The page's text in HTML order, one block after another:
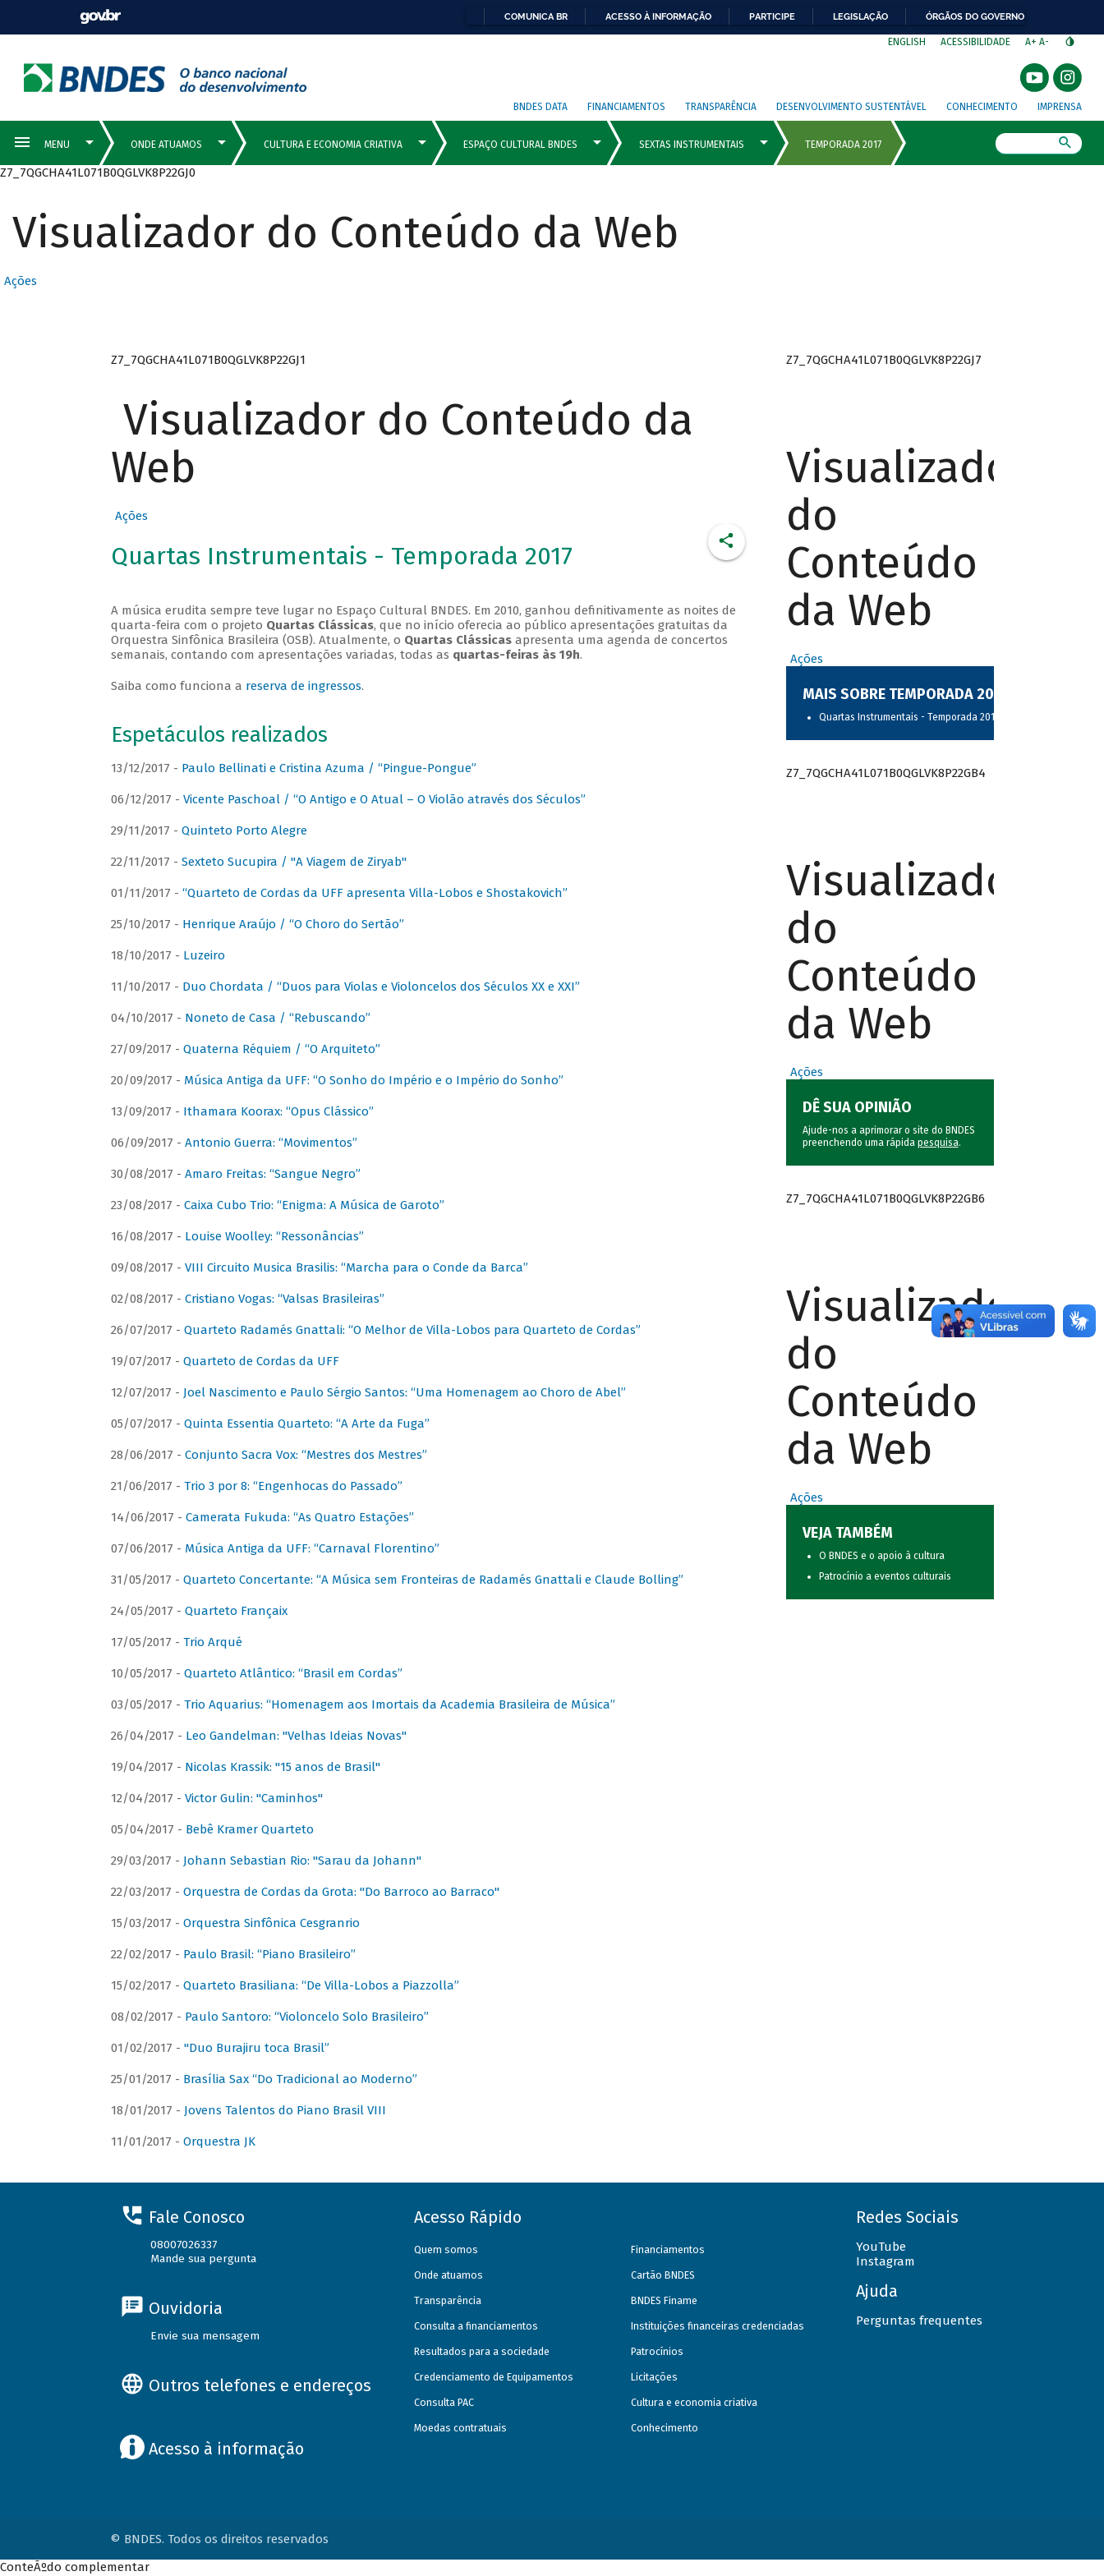
COMUNICA BR ACESSO À INFORMAÇÃO PARTICIPE LEGISLAÇÃO ÓRGÃOS DO GOVERNO
ENGLISH ACESSIBILIDADE A+ A-
BNDES DATA FINANCIAMENTOS TRANSPARÊNCIA DESENVOLVIMENTO SUSTENTÁVEL CONHECIMENTO IMPRENSA
Z7_7QGCHA41L071B0QGLVK8P22GJ0
Visualizador do Conteúdo da Web
Ações
Z7_7QGCHA41L071B0QGLVK8P22GJ1
Visualizador do Conteúdo da
Web
Ações
Quartas Instrumentais - Temporada 2017
A música erudita sempre teve lugar no Espaço Cultural BNDES. Em 2010, ganhou definitivamente as noites de
quarta-feira com o projeto Quartas Clássicas, que no início oferecia ao público apresentações gratuitas da
Orquestra Sinfônica Brasileira (OSB). Atualmente, o Quartas Clássicasapresenta uma agenda de concertos
semanais, contando com apresentações variadas, todas as quartas-feiras às 19h.
Saiba como funciona a reserva de ingressos.
Espetáculos realizados
13/12/2017 - Paulo Bellinati e Cristina Azuma / “Pingue-Pongue”
06/12/2017 - Vicente Paschoal / “O Antigo e O Atual – O Violão através dos Séculos”
29/11/2017 - Quinteto Porto Alegre
22/11/2017 - Sexteto Sucupira / "A Viagem de Ziryab"
01/11/2017 - “Quarteto de Cordas da UFF apresenta Villa-Lobos e Shostakovich”
25/10/2017 - Henrique Araújo / “O Choro do Sertão”
18/10/2017 - Luzeiro
11/10/2017 - Duo Chordata / “Duos para Violas e Violoncelos dos Séculos XX e XXI”
04/10/2017 - Noneto de Casa / “Rebuscando”
27/09/2017 - Quaterna Réquiem / “O Arquiteto”
20/09/2017 - Música Antiga da UFF: “O Sonho do Império e o Império do Sonho”
13/09/2017 - Ithamara Koorax: “Opus Clássico”
06/09/2017 - Antonio Guerra: “Movimentos”
30/08/2017 - Amaro Freitas: “Sangue Negro”
23/08/2017 - Caixa Cubo Trio: “Enigma: A Música de Garoto”
16/08/2017 - Louise Woolley: “Ressonâncias”
09/08/2017 - VIII Circuito Musica Brasilis: “Marcha para o Conde da Barca”
02/08/2017 - Cristiano Vogas: “Valsas Brasileiras”
26/07/2017 - Quarteto Radamés Gnattali: “O Melhor de Villa-Lobos para Quarteto de Cordas”
19/07/2017 - Quarteto de Cordas da UFF
12/07/2017 - Joel Nascimento e Paulo Sérgio Santos: “Uma Homenagem ao Choro de Abel”
05/07/2017 - Quinta Essentia Quarteto: “A Arte da Fuga”
28/06/2017 - Conjunto Sacra Vox: “Mestres dos Mestres”
21/06/2017 - Trio 3 por 8: “Engenhocas do Passado”
14/06/2017 - Camerata Fukuda: “As Quatro Estações”
07/06/2017 - Música Antiga da UFF: “Carnaval Florentino”
31/05/2017 - Quarteto Concertante: “A Música sem Fronteiras de Radamés Gnattali e Claude Bolling”
24/05/2017 - Quarteto Françaix
17/05/2017 - Trio Arqué
10/05/2017 - Quarteto Atlântico: “Brasil em Cordas”
03/05/2017 - Trio Aquarius: “Homenagem aos Imortais da Academia Brasileira de Música”
26/04/2017 - Leo Gandelman: "Velhas Ideias Novas"
19/04/2017 - Nicolas Krassik: "15 anos de Brasil"
12/04/2017 - Victor Gulin: "Caminhos"
05/04/2017 - Bebê Kramer Quarteto
29/03/2017 - Johann Sebastian Rio: "Sarau da Johann"
22/03/2017 - Orquestra de Cordas da Grota: "Do Barroco ao Barraco"
15/03/2017 - Orquestra Sinfônica Cesgranrio
22/02/2017 - Paulo Brasil: “Piano Brasileiro”
15/02/2017 - Quarteto Brasiliana: “De Villa-Lobos a Piazzolla”
08/02/2017 - Paulo Santoro: “Violoncelo Solo Brasileiro”
01/02/2017 - "Duo Burajiru toca Brasil”
25/01/2017 - Brasília Sax “Do Tradicional ao Moderno”
18/01/2017 - Jovens Talentos do Piano Brasil VIII
11/01/2017 - Orquestra JK
Z7_7QGCHA41L071B0QGLVK8P22GJ7
Visualizador
do
Conteúdo
da Web
Ações
MAIS SOBRE TEMPORADA 2017
Quartas Instrumentais - Temporada 2017
Z7_7QGCHA41L071B0QGLVK8P22GB4
Visualizador
do
Conteúdo
da Web
Ações
DÊ SUA OPINIÃO
Ajude-nos a aprimorar o site do BNDES
preenchendo uma rápida pesquisa.
Z7_7QGCHA41L071B0QGLVK8P22GB6
Visualizador
do
Conteúdo
da Web
Ações
VEJA TAMBÉM
O BNDES e o apoio à cultura
Patrocínio a eventos culturais
Fale Conosco
08007026337
Mande sua pergunta
Ouvidoria
Envie sua mensagem
Outros telefones e endereços
Acesso à informação
Acesso Rápido
Quem somos
Onde atuamos
Transparência
Consulta a financiamentos
Resultados para a sociedade
Credenciamento de Equipamentos
Consulta PAC
Moedas contratuais
Financiamentos
Cartão BNDES
BNDES Finame
Instituições financeiras credenciadas
Patrocínios
Licitações
Cultura e economia criativa
Conhecimento
Redes Sociais
YouTube
Instagram
Ajuda
Perguntas frequentes
© BNDES. Todos os direitos reservados
ConteÃºdo complementar